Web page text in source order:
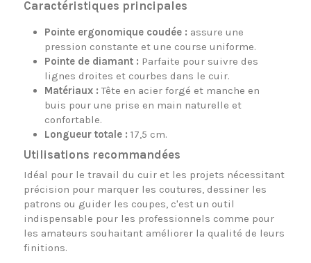
Caractéristiques principales
Pointe ergonomique coudée : assure une
pression constante et une course uniforme.
Pointe de diamant : Parfaite pour suivre des
lignes droites et courbes dans le cuir.
Matériaux : Tête en acier forgé et manche en
buis pour une prise en main naturelle et
confortable.
Longueur totale : 17,5 cm.
Utilisations recommandées
Idéal pour le travail du cuir et les projets nécessitant
précision pour marquer les coutures, dessiner les
patrons ou guider les coupes, c'est un outil
indispensable pour les professionnels comme pour
les amateurs souhaitant améliorer la qualité de leurs
finitions.